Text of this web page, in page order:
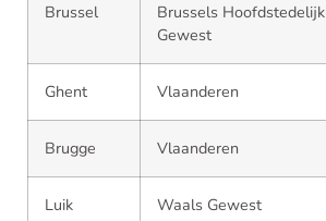
Brussel
Brussels Hoofdstedelijk
Gewest
Ghent Vlaanderen
Brugge Vlaanderen
Luik Waals Gewest